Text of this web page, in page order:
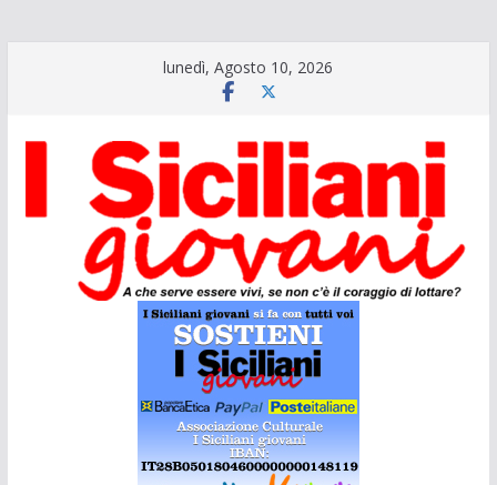
lunedì, Agosto 10, 2026